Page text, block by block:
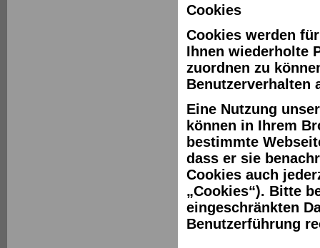
Cookies
Cookies werden
Ihnen wiederholte
zuordnen zu
Benutzerverhalten
Eine Nutzung
können in Ihrem
bestimmte
dass er sie
Cookies auch
„Cookies“). Bitte
eingeschränkten
Benutzerführung